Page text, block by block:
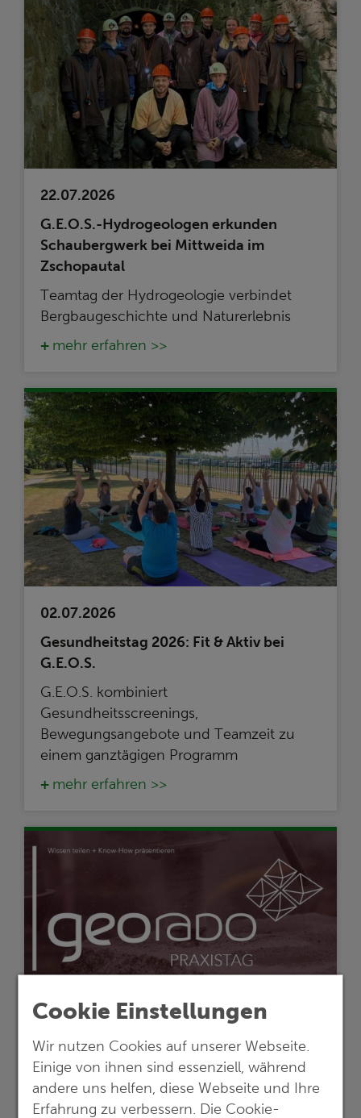
Cookie Einstellungen
Wir nutzen Cookies auf unserer Webseite.
Einige von ihnen sind essenziell, während
andere uns helfen, diese Webseite und Ihre
Erfahrung zu verbessern. Die Cookie-
22.07.2026
G.E.O.S.-Hydrogeologen erkunden
Schaubergwerk bei Mittweida im
Zschopautal
Teamtag der Hydrogeologie verbindet
Bergbaugeschichte und Naturerlebnis
mehr erfahren >>
02.07.2026
Gesundheitstag 2026: Fit & Aktiv bei
G.E.O.S.
G.E.O.S. kombiniert
Gesundheitsscreenings,
Bewegungsangebote und Teamzeit zu
einem ganztägigen Programm
mehr erfahren >>
Foto: Georado
01.07.2026
G.E.O.S. beim Georado-Praxistag 2026